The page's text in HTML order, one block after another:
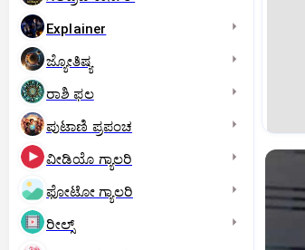
Explainer
ಜ್ಯೋತಿಷ್ಯ
ರಾಶಿ ಫಲ
ಪುಟಾಣಿ ಪ್ರಪಂಚ
ವೀಡಿಯೊ ಗ್ಯಾಲರಿ
ಫೋಟೋ ಗ್ಯಾಲರಿ
ರೀಲ್ಸ್